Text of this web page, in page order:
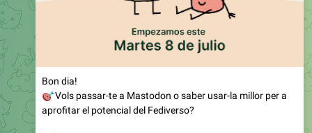
Bon dia!
Vols passar-te a Mastodon o saber usar-la millor per a
aprofitar el potencial del Fediverso?